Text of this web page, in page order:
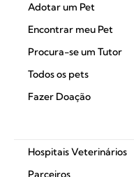
Adotar um Pet
Encontrar meu Pet
Procura-se um Tutor
Todos os pets
Fazer Doação
Hospitais Veterinários
Parceiros